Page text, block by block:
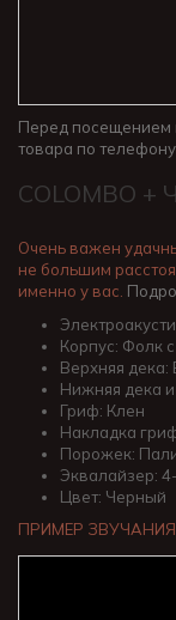
Перед посещением
товара по
COLOMBO
Очень важен
не большим
именно у вас.
Корпус: Фолк
Верхняя дека:
Нижняя дека
Гриф: Клен
Накладка
Порожек:
Эквалайзер:
Цвет: Черный
ПРИМЕР ЗВУЧАНИЯ